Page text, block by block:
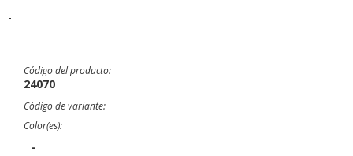
-
Código del producto:
24070
Código de variante:
Color(es):
-